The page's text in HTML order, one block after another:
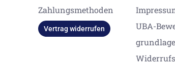
Zahlungsmethoden
Vertrag widerrufen
UBA-